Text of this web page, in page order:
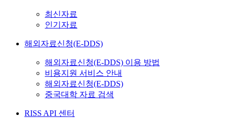
최신자료
인기자료
해외자료신청(E-DDS)
해외자료신청(E-DDS) 이용 방법
비용지원 서비스 안내
해외자료신청(E-DDS)
중국대학 자료 검색
RISS API 센터